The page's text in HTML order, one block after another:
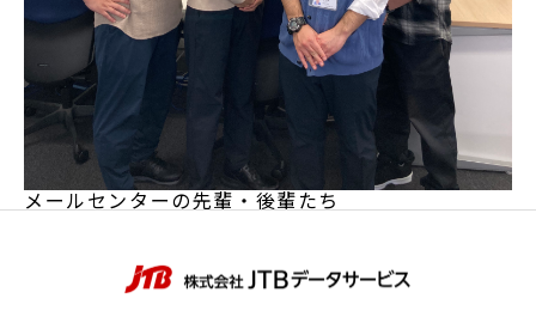
メールセンターの先輩・後輩たち